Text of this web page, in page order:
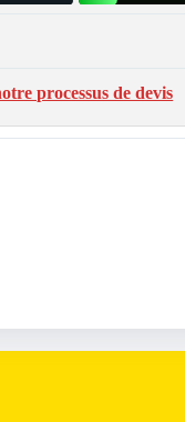
processus de devis